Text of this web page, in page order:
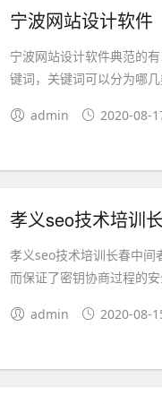
宁波网站设计软件
宁波网站设计软件典范的
键词，关键词可以分为哪
admin 2020-08-
孝义seo技术培训
孝义seo技术培训长春中
而保证了密钥协商过程的
admin 2020-08-